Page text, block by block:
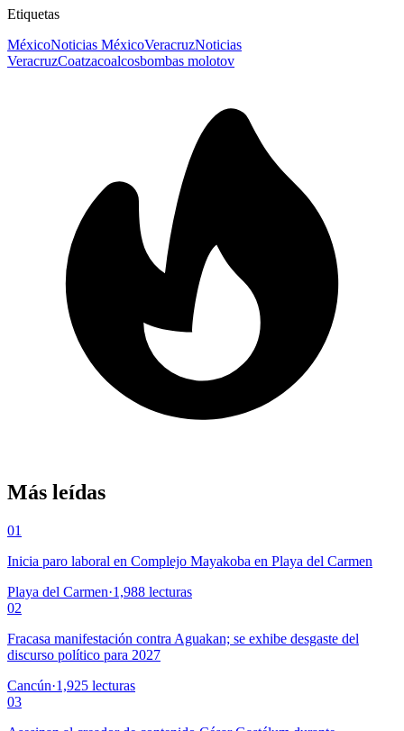
Etiquetas
MéxicoNoticias MéxicoVeracruzNoticias
VeracruzCoatzacoalcosbombas molotov
Más leídas
01
Inicia paro laboral en Complejo Mayakoba en Playa del Carmen
Playa del Carmen·1,988 lecturas
02
Fracasa manifestación contra Aguakan; se exhibe desgaste del
discurso político para 2027
Cancún·1,925 lecturas
03